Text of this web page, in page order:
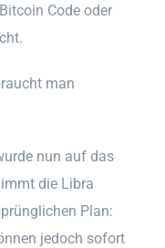
Code oder
man
nun auf das
die Libra
Plan:
jedoch sofort